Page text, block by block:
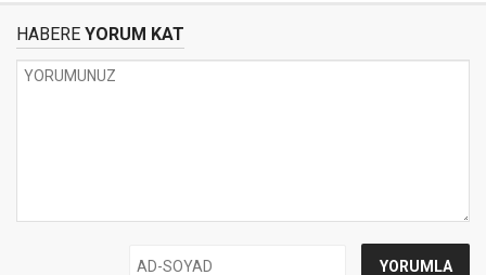
HABERE YORUM KAT